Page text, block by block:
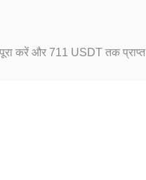
पूरा करें और 711 USDT तक